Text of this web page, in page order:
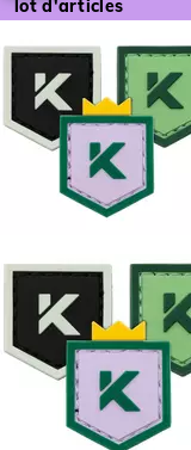
lot d'articles